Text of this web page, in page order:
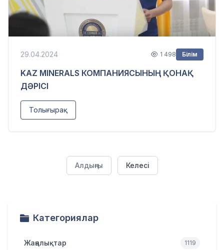
29.04.2024 1 498 Білім
KAZ MINERALS КОМПАНИЯСЫНЫҢ ҚОНАҚ
ДӘРІСІ
Толығырақ
Алдыңғы Келесі
Категориялар
Жаңалықтар 1119